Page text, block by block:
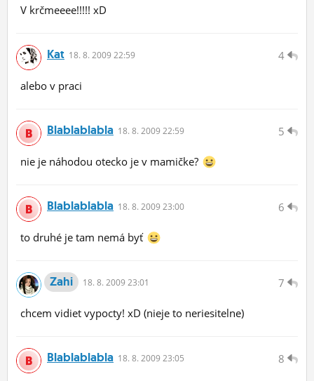
V krčmeeee!!!!! xD
4
Kat 18. 8. 2009 22:59
alebo v praci
5
Blablablabla 18. 8. 2009 22:59
nie je náhodou otecko je v mamičke?
6
Blablablabla 18. 8. 2009 23:00
to druhé je tam nemá byť
7
Zahi 18. 8. 2009 23:01
chcem vidiet vypocty! xD (nieje to neriesitelne)
8
Blablablabla 18. 8. 2009 23:05